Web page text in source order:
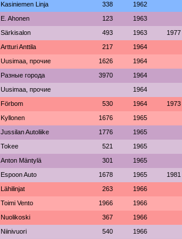
Kasiniemen Linja 338 1962
E. Ahonen 123 1963
Särkisalon 493 1963 1977
Artturi Anttila 217 1964
Uusimaa, прочие 1626 1964
Разные города 3970 1964
Uusimaa, прочие 1964
Förbom 530 1964 1973
Kyllonen 1676 1965
Jussilan Autoliike 1776 1965
Tokee 521 1965
Anton Mäntylä 301 1965
Espoon Auto 1678 1965 1981
Lähilinjat 263 1966
Toimi Vento 1966 1966
Nuolikoski 367 1966
Niinivuori 540 1966